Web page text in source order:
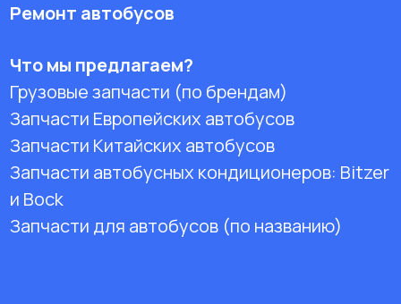
Ремонт автобусов
Что мы предлагаем?
Грузовые запчасти (по брендам)
Запчасти Европейских автобусов
Запчасти Китайских автобусов
Запчасти автобусных кондиционеров: Bitzer
и Bock
Запчасти для автобусов (по названию)